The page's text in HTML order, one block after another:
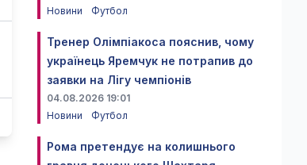
Новини
Футбол
Тренер Олімпіакоса пояснив, чому
українець Яремчук не потрапив до
заявки на Лігу чемпіонів
04.08.2026 19:01
Новини
Футбол
Рома претендує на колишнього